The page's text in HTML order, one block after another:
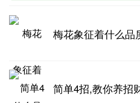
梅花象征着什么品
简单4招,教你养招